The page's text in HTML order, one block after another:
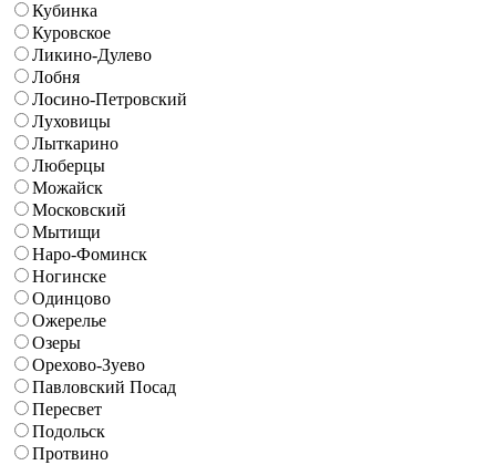
Кубинка
Куровское
Ликино-Дулево
Лобня
Лосино-Петровский
Луховицы
Лыткарино
Люберцы
Можайск
Московский
Мытищи
Наро-Фоминск
Ногинске
Одинцово
Ожерелье
Озеры
Орехово-Зуево
Павловский Посад
Пересвет
Подольск
Протвино